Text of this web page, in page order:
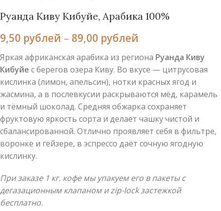
Руанда Киву Кибуйе, Арабика 100%
9,50 рублей – 89,00 рублей
Яркая африканская арабика из региона Руанда Киву
Кибуйе с берегов озера Киву. Во вкусе — цитрусовая
кислинка (лимон, апельсин), нотки красных ягод и
жасмина, а в послевкусии раскрываются мёд, карамель
и тёмный шоколад. Средняя обжарка сохраняет
фруктовую яркость сорта и делает чашку чистой и
сбалансированной. Отлично проявляет себя в фильтре,
воронке и гейзере, в эспрессо даёт сочную ягодную
кислинку.
При заказе 1 кг. кофе мы упакуем его в пакеты с
дегазационным клапаном и zip-lock застежкой
бесплатно.